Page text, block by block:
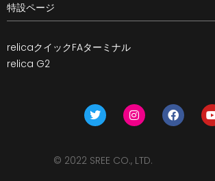
特設ページ
relicaクイックFAターミナル
relica G2
© 2022 SREE CO., LTD.